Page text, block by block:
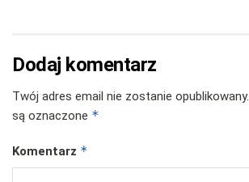
Dodaj komentarz
Twój adres email nie zostanie opublikowany.
są oznaczone *
Komentarz *